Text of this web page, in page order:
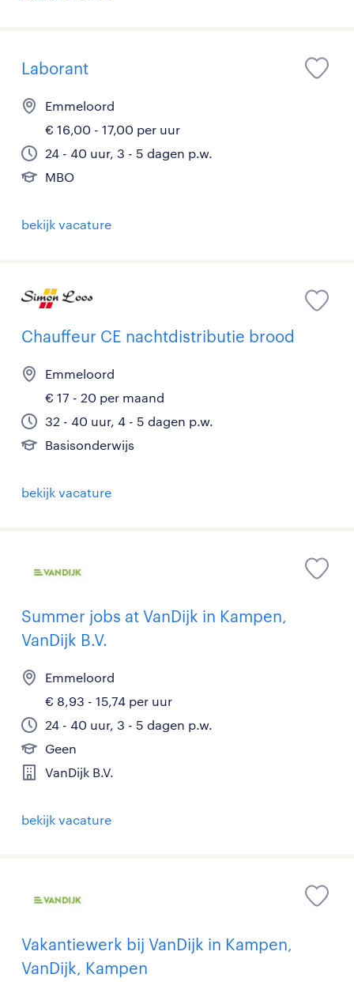
Laborant
Emmeloord
€ 16,00 - 17,00 per uur
24 - 40 uur, 3 - 5 dagen p.w.
MBO
bekijk vacature
Chauffeur CE nachtdistributie brood
Emmeloord
€ 17 - 20 per maand
32 - 40 uur, 4 - 5 dagen p.w.
Basisonderwijs
bekijk vacature
Summer jobs at VanDijk in Kampen,
VanDijk B.V.
Emmeloord
€ 8,93 - 15,74 per uur
24 - 40 uur, 3 - 5 dagen p.w.
Geen
VanDijk B.V.
bekijk vacature
Vakantiewerk bij VanDijk in Kampen,
VanDijk, Kampen